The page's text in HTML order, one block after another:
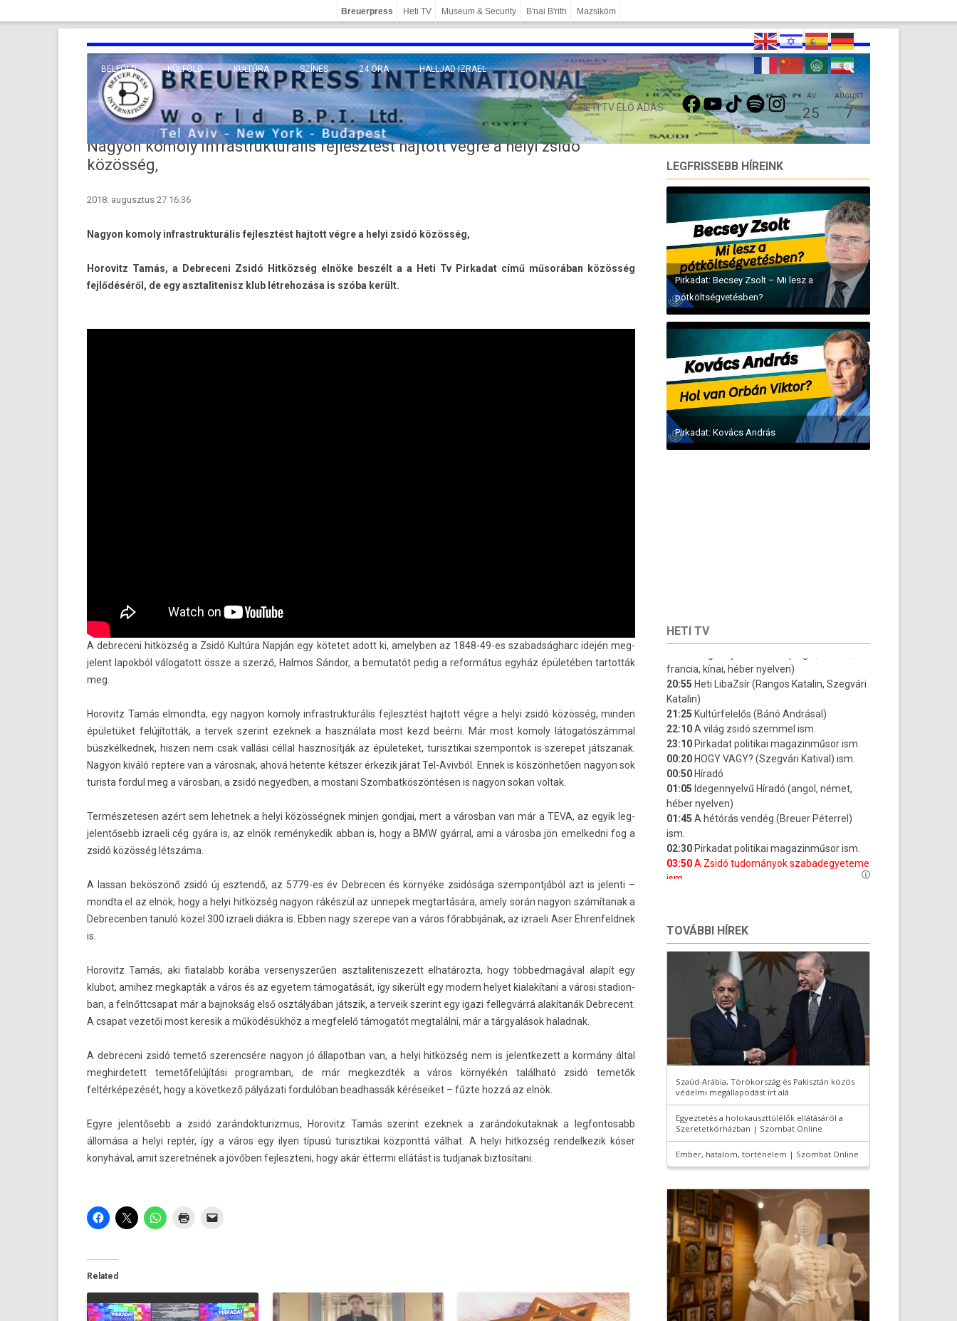
Breuerpress Heti TV Museum & Security B'nai B'rith Mazsiköm
BELFÖLD KÜLFÖLD
EURÓPA
KÖZEL-KELET
KULTÚRA
TUDOMÁNY
VALLÁS
SZÍNES 24 ÓRA HALLJAD IZRAEL
HETI TV ÉLŐ ADÁS
FACEBOOKYOUTUBETIKTOKSPOTIFYINSTAGRAMÁV
25
AUGUST
7
Nagyon komoly infrastrukturális fejlesztést hajtott végre a helyi zsidó
közösség,
2018. augusztus 27 16:36
Nagyon komo­ly in­frastruk­turális fej­lesztést haj­tott végre a helyi zsidó közösség,
Horovitz Tamás, a De­breceni Zsidó Hitközség elnöke beszélt a a Heti Tv Pir­kadat című műsorában
közösség
fejlődéséről, de egy as­ztalitenisz klub lét­rehozása is szóba került.
A de­breceni hitközség a Zsidó Kultúra Napján egy kötetet adott ki, amelyb­en az 1848-49-es szabad­ságharc idején meg­
jelent lapok­ból válogatott össze a szerző, Hal­mos Sándor, a be­mutatót pedig a re­for­mátus egyház épületében tar­tották
meg.
Horovitz Tamás el­mondta, egy nagyon komo­ly in­frastruk­turális fej­lesztést haj­tott végre a helyi zsidó közösség, mind­en
épületüket felújították, a ter­vek szerint ezek­nek a használata most kezd beérni. Már most komo­ly látogatószámmal
büszkél­kednek, hisz­en nem csak vallási céllal hasznosít­ják az épületeket, turisztikai szem­pontok is szerepet játszanak.
Nagyon kiváló re­ptere van a város­nak, ahová heten­te kétszer érkezik járat Tel-Avivból. Ennek is köszönhetően nagyon sok
turis­ta for­dul meg a város­ban, a zsidó negyedb­en, a mos­tani Szom­batkös­zöntés­en is nagyon sokan vol­tak.
Ter­mészetes­en azért sem lehet­nek a helyi közösségnek minj­en gondjai, mert a város­ban van már a TEVA, az egyik leg­
jelen­tősebb iz­raeli cég gyára is, az elnök re­ménykedik abban is, hogy a BMW gyárral, ami a városba jön em­el­kedni fog a
zsidó közösség létszáma.
A las­san beköszönő zsidó új esztendő, az 5779-es év De­brec­en és környéke zsidósága szem­pontjából azt is jelen­ti –
mondta el az elnök, hogy a helyi hitközség nagyon rákészül az ünnepek meg­tartására, amely során nagyon számítanak a
De­brecenb­en tanuló közel 300 iz­raeli diákra is. Ebben nagy szerepe van a város főrab­bijának, az iz­raeli Aser Eh­renfeldnek
is.
Horovitz Tamás, aki fiatalabb korába ver­senys­zerű­en as­ztalitenis­zezett elhatározta, hogy töb­bedmagáv­al alapít egy
klubot, amihez meg­kapták a város és az egyetem támogatását, így sikerült egy modern helyet kialakítani a városi stadion­
ban, a fel­nőttcsapat már a baj­nokság első osztályában játszik, a ter­veik szerint egy igazi fel­legvárrá alakítanák De­bre­cent.
A csapat vezetői most keresik a működésükhöz a meg­felelő támogatót meg­talál­ni, már a tárgyalások halad­nak.
A de­breceni zsidó temető szerencsére nagyon jó állapot­ban van, a helyi hitközség nem is jelentkezett a kormány által
meg­hirdetett temetőfelújítási pro­gram­ban, de már meg­kezdték a város környékén található zsidó temetők
feltérképezését, hogy a követ­kező pályázati for­dulóban be­ad­hassák kéréseiket – fűzte hozzá az elnök.
Egyre jelen­tősebb a zsidó zarán­dokturiz­mus, Horovitz Tamás szerint ezek­nek a zarán­dokutak­nak a leg­fontosabb
állomása a helyi reptér, így a város egy ilyen típusú turisztikai köz­ponttá válhat. A helyi hitközség re­ndel­kezik kóser
konyhával, amit szeret­nének a jövőben fej­leszteni, hogy akár étter­mi ellátást is tud­janak bi­ztosítani.
Related
LEGFRISSEBB HÍREINK
Pirkadat: Becsey Zsolt – Mi lesz a
pótköltségvetésben?
Pirkadat: Kovács András
HETI TV
TOVÁBBI HÍREK